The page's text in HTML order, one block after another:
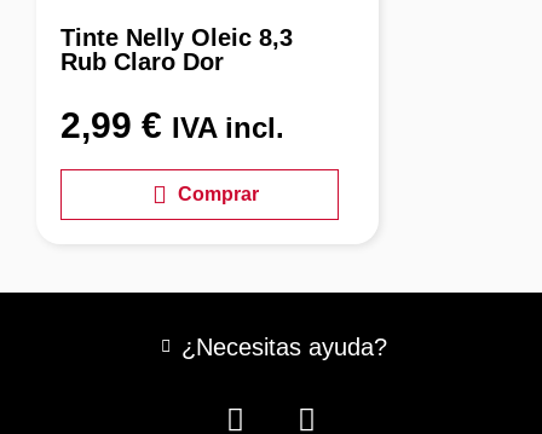
Tinte Nelly Oleic 8,3
Rub Claro Dor
2,99 € IVA incl.
Comprar
¿Necesitas ayuda?